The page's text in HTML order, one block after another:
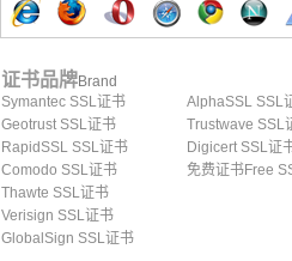
证书品牌Brand
Symantec SSL证书
Geotrust SSL证书
RapidSSL SSL证书
Comodo SSL证书
Thawte SSL证书
Verisign SSL证书
GlobalSign SSL证书
AlphaSSL SSL
Trustwave SSL
Digicert SSL证
免费证书Free